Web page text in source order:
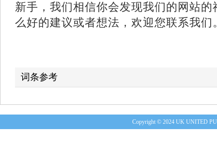
新手，我们相信你会发现我们的网站
么好的建议或者想法，欢迎您联系我们
词条参考
Copyright © 2024 UK UNITED